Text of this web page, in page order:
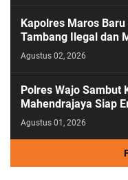
Kapolres Maros
Tambang Ilegal dan
Agustus 02, 2026
Polres Wajo Sambut
Mahendrajaya Siap
Agustus 01, 2026